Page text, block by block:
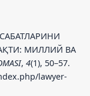
МИЛЛИЙ ВА
, 4(1), 50–57.
lawyer-